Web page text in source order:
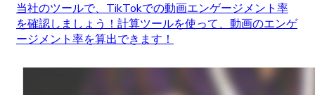
当社のツールで、TikTokでの動画エンゲージメント率
を確認しましょう！計算ツールを使って、動画のエンゲ
ージメント率を算出できます！